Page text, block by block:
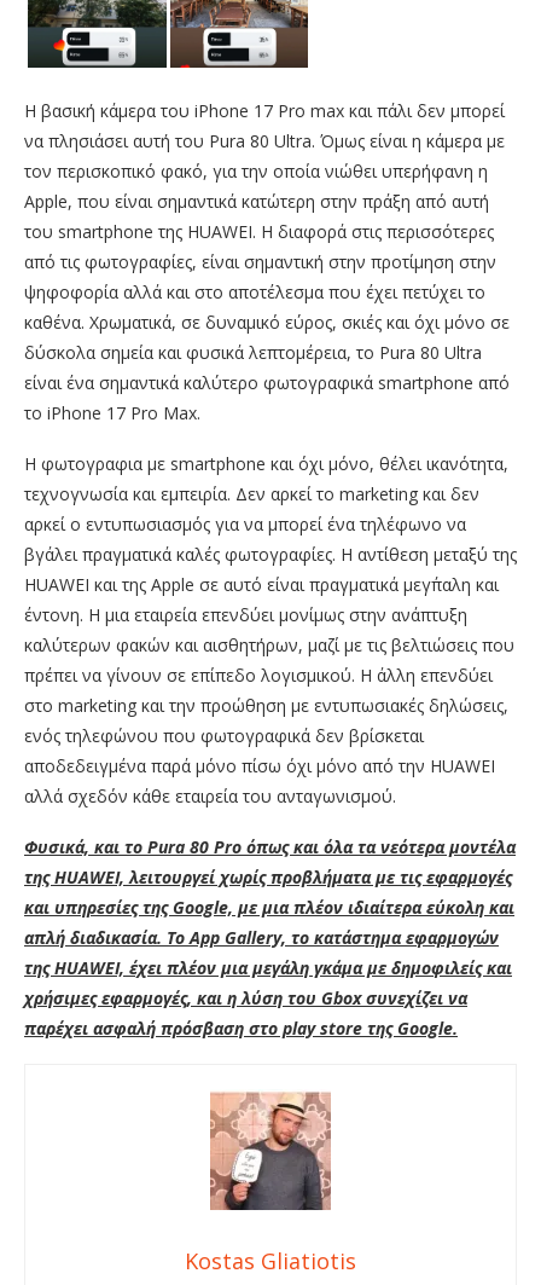
Η βασική κάμερα του iPhone 17 Pro max και πάλι δεν μπορεί
να πλησιάσει αυτή του Pura 80 Ultra. Όμως είναι η κάμερα με
τον περισκοπικό φακό, για την οποία νιώθει υπερήφανη η
Apple, που είναι σημαντικά κατώτερη στην πράξη από αυτή
του smartphone της HUAWEI. Η διαφορά στις περισσότερες
από τις φωτογραφίες, είναι σημαντική στην προτίμηση στην
ψηφοφορία αλλά και στο αποτέλεσμα που έχει πετύχει το
καθένα. Χρωματικά, σε δυναμικό εύρος, σκιές και όχι μόνο σε
δύσκολα σημεία και φυσικά λεπτομέρεια, το Pura 80 Ultra
είναι ένα σημαντικά καλύτερο φωτογραφικά smartphone από
το iPhone 17 Pro Max.
Η φωτογραφια με smartphone και όχι μόνο, θέλει ικανότητα,
τεχνογνωσία και εμπειρία. Δεν αρκεί το marketing και δεν
αρκεί ο εντυπωσιασμός για να μπορεί ένα τηλέφωνο να
βγάλει πραγματικά καλές φωτογραφίες. Η αντίθεση μεταξύ της
HUAWEI και της Apple σε αυτό είναι πραγματικά μεγ΄παλη και
έντονη. Η μια εταιρεία επενδύει μονίμως στην ανάπτυξη
καλύτερων φακών και αισθητήρων, μαζί με τις βελτιώσεις που
πρέπει να γίνουν σε επίπεδο λογισμικού. Η άλλη επενδύει
στο marketing και την προώθηση με εντυπωσιακές δηλώσεις,
ενός τηλεφώνου που φωτογραφικά δεν βρίσκεται
αποδεδειγμένα παρά μόνο πίσω όχι μόνο από την HUAWEI
αλλά σχεδόν κάθε εταιρεία του ανταγωνισμού.
Φυσικά, και το Pura 80 Pro όπως και όλα τα νεότερα μοντέλα
της HUAWEI, λειτουργεί χωρίς προβλήματα με τις εφαρμογές
και υπηρεσίες της Google, με μια πλέον ιδιαίτερα εύκολη και
απλή διαδικασία. Το App Gallery, το κατάστημα εφαρμογών
της HUAWEI, έχει πλέον μια μεγάλη γκάμα με δημοφιλείς και
χρήσιμες εφαρμογές, και η λύση του Gbox συνεχίζει να
παρέχει ασφαλή πρόσβαση στο play store της Google.
Kostas Gliatiotis